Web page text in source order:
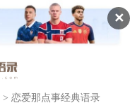
✕
> 恋爱那点事经典语录